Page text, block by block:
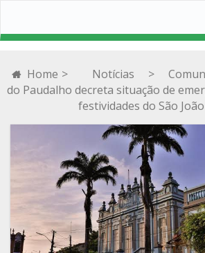
Home > Notícias >
do Paudalho decreta situação de
festividades do São